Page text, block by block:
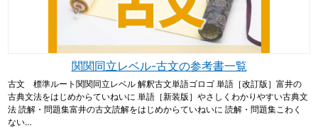
関関同立レベル-古文の参考書一覧
古文 標準ルート関関同立レベル 解釈古文単語ゴロゴ 単語［改訂版］富井の
古典文法をはじめからていねいに 単語［新装版］やさしくわかりやすい古典文
法 読解・問題集富井の古文読解をはじめからていねいに 読解・問題集こわく
ない…